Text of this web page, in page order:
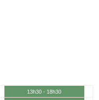
13h30 - 18h30